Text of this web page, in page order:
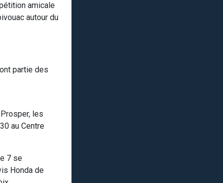
amicale
autour du
partie des
les
au Centre
7 se
Honda de